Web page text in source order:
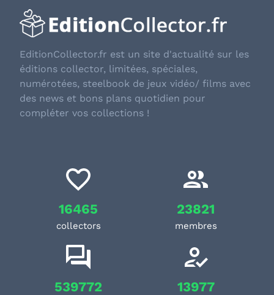
EditionCollector.fr est un site d'actualité sur les
éditions collector, limitées, spéciales,
numérotées, steelbook de jeux vidéo/ films avec
des news et bons plans quotidien pour
compléter vos collections !
16465
collectors
23821
membres
539772 13977